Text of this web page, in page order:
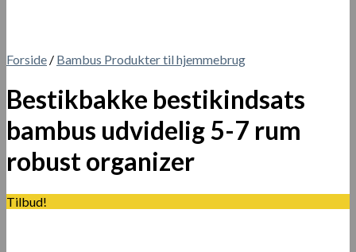
Forside / Bambus Produkter til hjemmebrug
Bestikbakke bestikindsats
bambus udvidelig 5-7 rum
robust organizer
Tilbud!